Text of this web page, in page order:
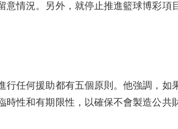
情況。另外，就停止推進籃球博彩項
何援助都有五個原則。他強調，如
性和有期限性，以確保不會製造公共